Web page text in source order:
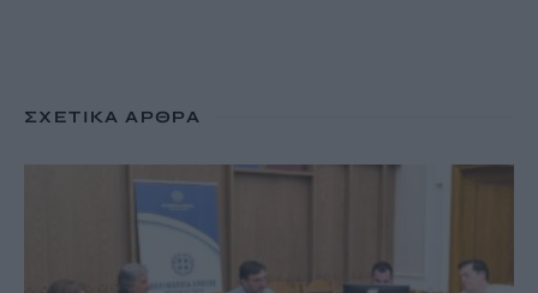
ΣΧΕΤΙΚΆ ΆΡΘΡΑ